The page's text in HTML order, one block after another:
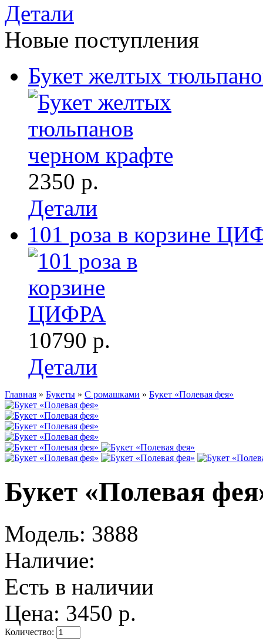
Детали
Новые поступления
Букет желтых
2350 р.
Детали
101 роза в корзине
10790 р.
Детали
Главная » Букеты » С ромашками » Букет «Полевая фея»
Букет «Полевая
Модель: 3888
Наличие:
Есть в наличии
Цена: 3450 р.
Количество: